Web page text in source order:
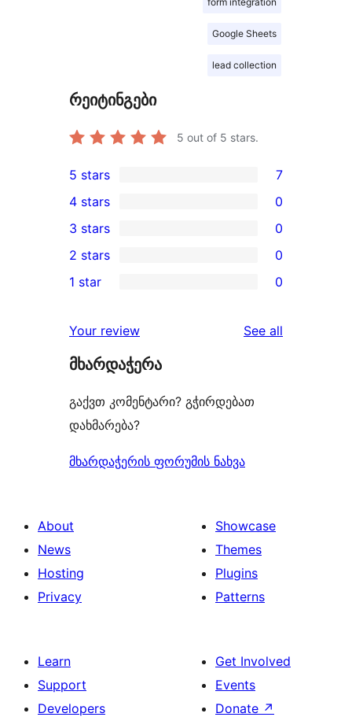
Google Sheets
lead collection
რეიტინგები
5 out of 5 stars.
7
5-
star
reviews
5 stars 7
4-
star
reviews
4 stars 0
0
3-
star
3 stars 0
2-
reviews
2 stars 0
star
reviews
1 star 0
Your review See all
მხარდაჭერა
გაქვთ კომენტარი? გჭირდებათ
დახმარება?
მხარდაჭერის ფორუმის ნახვა
About
News
Hosting
Privacy
Showcase
Themes
Plugins
Patterns
Learn
Support
Developers
Get Involved
Events
Donate ↗